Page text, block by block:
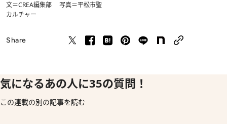
文＝CREA編集部 写真＝平松市聖
カルチャー
Share
気になるあの人に35の質問！
この連載の別の記事を読む